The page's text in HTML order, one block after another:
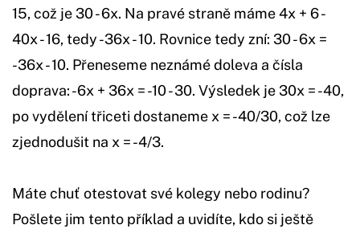
15, což je 30 - 6x. Na pravé straně máme 4x + 6 -
40x - 16, tedy -36x - 10. Rovnice tedy zní: 30 - 6x =
-36x - 10. Přeneseme neznámé doleva a čísla
doprava: -6x + 36x = -10 - 30. Výsledek je 30x = -40,
po vydělení třiceti dostaneme x = -40/30, což lze
zjednodušit na x = -4/3.
Máte chuť otestovat své kolegy nebo rodinu?
Pošlete jim tento příklad a uvidíte, kdo si ještě